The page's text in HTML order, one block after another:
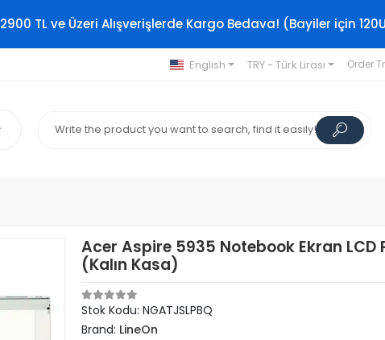
2900 TL ve Üzeri Alışverişlerde Kargo Bedava! (Bayiler için
English TRY - Türk Lirası Order
Acer Aspire 5935 Notebook Ekran LCD
(Kalın Kasa)
Stok Kodu: NGATJSLPBQ
Brand: LineOn